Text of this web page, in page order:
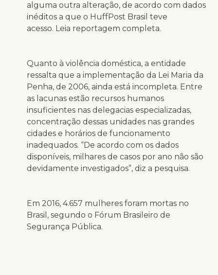
alguma outra alteração, de acordo com dados
inéditos a que o HuffPost Brasil teve
acesso. Leia reportagem completa.
Quanto à violência doméstica, a entidade
ressalta que a implementação da Lei Maria da
Penha, de 2006, ainda está incompleta. Entre
as lacunas estão recursos humanos
insuficientes nas delegacias especializadas,
concentração dessas unidades nas grandes
cidades e horários de funcionamento
inadequados. “De acordo com os dados
disponíveis, milhares de casos por ano não são
devidamente investigados”, diz a pesquisa.
Em 2016, 4.657 mulheres foram mortas no
Brasil, segundo o Fórum Brasileiro de
Segurança Pública.